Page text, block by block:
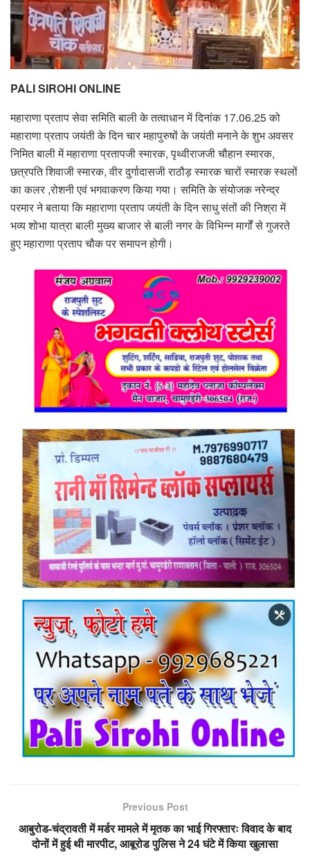
PALI SIROHI ONLINE
महाराणा प्रताप सेवा समिति बाली के तत्वाधान में दिनांक 17.06.25 को
महाराणा प्रताप जयंती के दिन चार महापुरुषों के जयंती मनाने के शुभ अवसर
निमित बाली में महाराणा प्रतापजी स्मारक, पृथ्वीराजजी चौहान स्मारक,
छत्रपति शिवाजी स्मारक, वीर दुर्गादासजी राठौड़ स्मारक चारों स्मारक स्थलों
का कलर ,रोशनी एवं भगवाकरण किया गया। समिति के संयोजक नरेन्द्र
परमार ने बताया कि महाराणा प्रताप जयंती के दिन साधु संतों की निश्रा में
भव्य शोभा यात्रा बाली मुख्य बाजार से बाली नगर के विभिन्न मार्गों से गुजरते
हुए महाराणा प्रताप चौक पर समापन होगी।
Previous Post
आबुरोड-चंद्रावती में मर्डर मामले में मृतक का भाई गिरफ्तारः विवाद के बाद
दोनों में हुई थी मारपीट, आबूरोड पुलिस ने 24 घंटे में किया खुलासा